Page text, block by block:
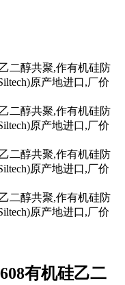
有机硅乙二